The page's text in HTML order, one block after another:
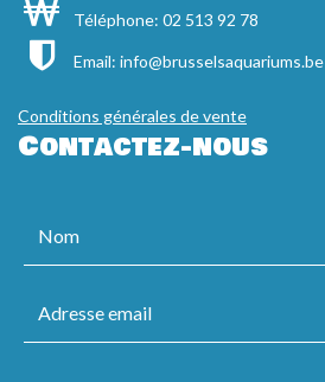
Téléphone: 02 513 92 78
Email: info@brusselsaquariums.be
Conditions générales de vente
Contactez-nous